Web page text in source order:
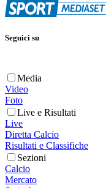
Seguici su
Media
Video
Foto
Live e Risultati
Live
Diretta Calcio
Risultati e Classifiche
Sezioni
Calcio
Mercato